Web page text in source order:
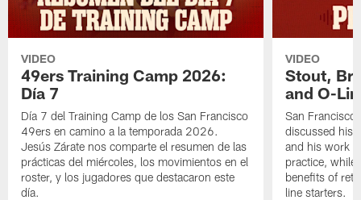
VIDEO
49ers Training Camp 2026:
Día 7
Día 7 del Training Camp de los San Francisco
49ers en camino a la temporada 2026.
Jesús Zárate nos comparte el resumen de las
prácticas del miércoles, los movimientos en el
roster, y los jugadores que destacaron este
día.
VIDEO
Stout,
and O-
San
discussed his
and his work
practice, while
benefits of
line starters.